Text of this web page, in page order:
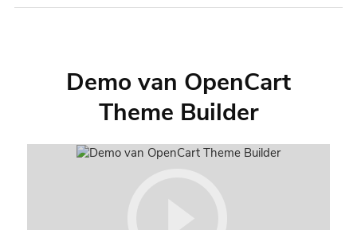
Demo van OpenCart
Theme Builder